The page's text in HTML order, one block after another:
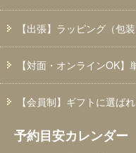
【出張】ラッピング（包
【対面・オンラインOK】
【会員制】ギフトに選ば
予約目安カレンダー